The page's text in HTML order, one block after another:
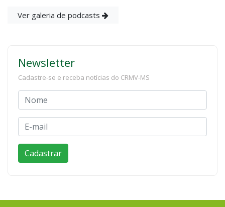
Ver galeria de podcasts
Newsletter
Cadastre-se e receba notícias do CRMV-MS